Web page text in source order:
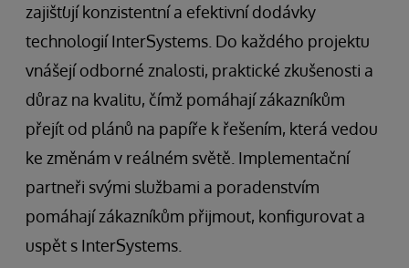
zajišťují konzistentní a efektivní dodávky
technologií InterSystems. Do každého projektu
vnášejí odborné znalosti, praktické zkušenosti a
důraz na kvalitu, čímž pomáhají zákazníkům
přejít od plánů na papíře k řešením, která vedou
ke změnám v reálném světě. Implementační
partneři svými službami a poradenstvím
pomáhají zákazníkům přijmout, konfigurovat a
uspět s InterSystems.